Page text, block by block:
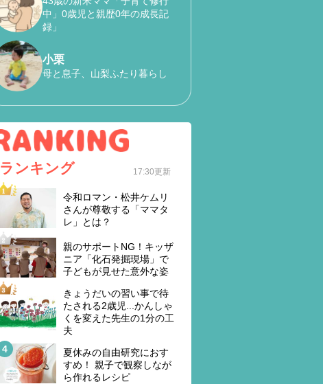
中」0歳児と親歴0年の成長記
録」
小栗
母と息子、山梨ふたり暮らし
ランキング 17:30更新
令和ロマン・松井ケムリ
さんが尊敬する「ママタ
レ」とは？
親のサポートNG！キッザ
ニア「化石発掘現場」で
子どもが見せた意外な姿
きょうだいの習い事で待
たされる2歳児...かんしゃ
くを変えた先生の1分の工
夫
夏休みの自由研究におす
すめ！ 親子で観察しなが
ら作れるレシピ